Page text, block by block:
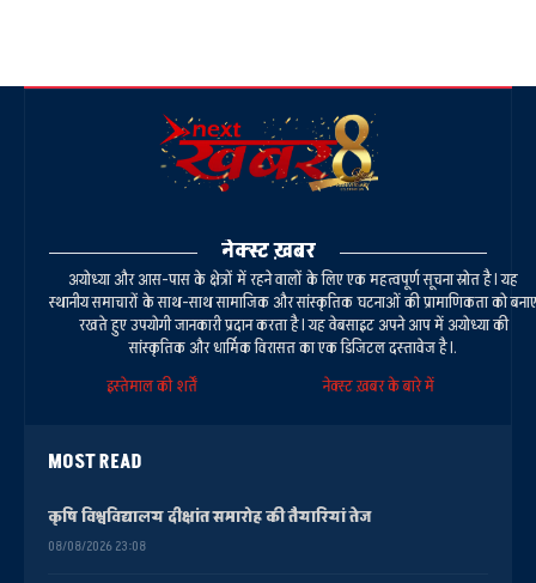
नेक्स्ट ख़बर
अयोध्या और आस-पास के क्षेत्रों में रहने वालों के लिए एक महत्वपूर्ण सूचना स्रोत है। यह
स्थानीय समाचारों के साथ-साथ सामाजिक और सांस्कृतिक घटनाओं की प्रामाणिकता को बनाए
रखते हुए उपयोगी जानकारी प्रदान करता है। यह वेबसाइट अपने आप में अयोध्या की
सांस्कृतिक और धार्मिक विरासत का एक डिजिटल दस्तावेज है।.
इस्तेमाल की शर्तें
नेक्स्ट ख़बर के बारे में
MOST READ
कृषि विश्वविद्यालय दीक्षांत समारोह की तैयारियां तेज
08/08/2026 23:08